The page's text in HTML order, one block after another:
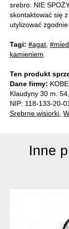
srebro. NIE
skontaktować się
utylizować
Tagi: #agat
kamieniem
Ten produkt
Dane firmy:
Klaudyny 30 m.
NIP: 118-133-20-01
Srebrne wisiorki
Inne